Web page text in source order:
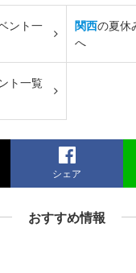
ント一
関西の夏休
へ
ト一覧
シェア
おすすめ情報